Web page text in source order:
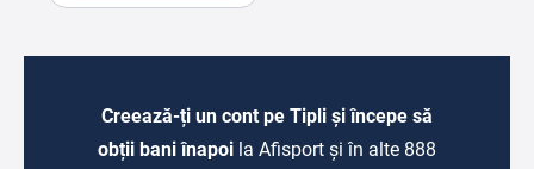
Creează-ți un cont pe Tipli și începe să
obții bani înapoi la Afisport și în alte 888